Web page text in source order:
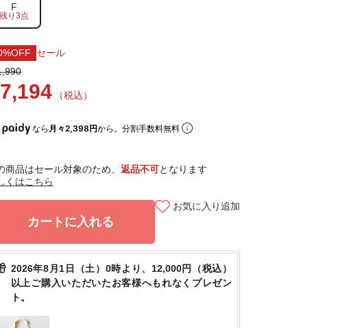
身長158cm/ F
F
残り3点
セール
（税込）
なら 月々2,398円から。分割手数料無料
商品はセール対象のため、 返品不可となります
くはこちら
カートに入れる
お気に入り追加
2026年8月1日（土）0時より、12,000円（税込）
以上ご購入いただいたお客様へもれなくプレゼン
ト。